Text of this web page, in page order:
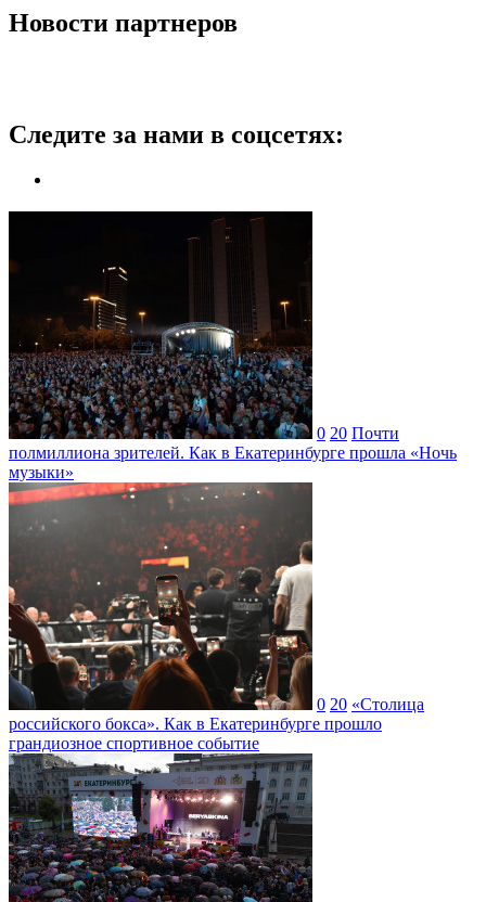
Новости партнеров
Следите за нами в соцсетях:
0 20 Почти
полмиллиона зрителей. Как в Екатеринбурге прошла «Ночь
музыки»
0 20 «Столица
российского бокса». Как в Екатеринбурге прошло
грандиозное спортивное событие